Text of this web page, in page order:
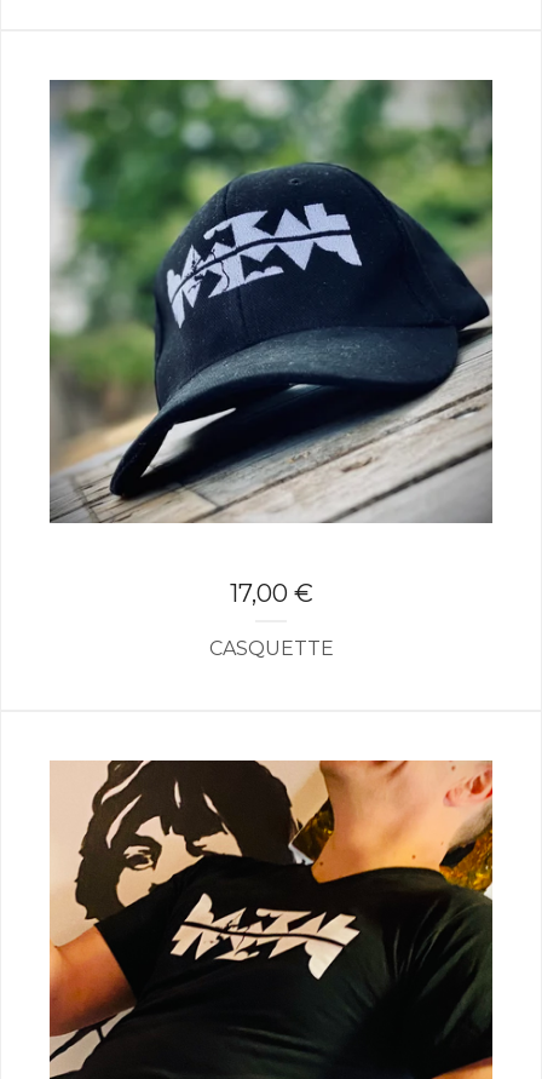
17,00 €
CASQUETTE